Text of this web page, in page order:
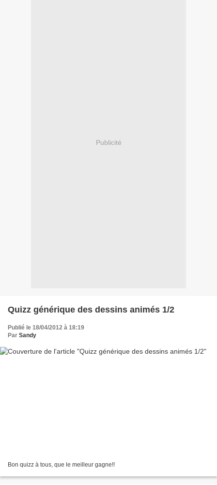
Publicité
Quizz générique des dessins animés 1/2
Publié le 18/04/2012 à 18:19
Par Sandy
Bon quizz à tous, que le meilleur gagne!!